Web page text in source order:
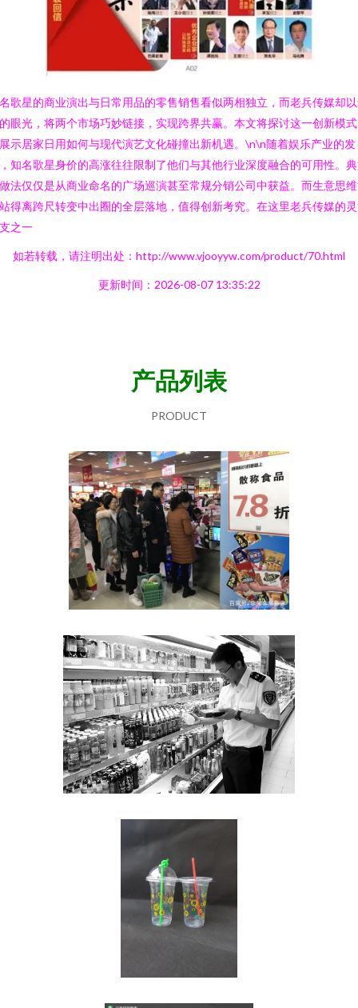
歌星的商业演出与日常用品的零售销售看似两相独立，而老兵传媒却
眼光，将两个市场巧妙链接，实现跨界共赢。本文将探讨这一创新模
示居家日用如何与现代演艺文化碰撞出新机遇。\n\n随着娱乐产业的发
知名歌星身价的高涨往往限制了他们与其他行业深度融合的可用性。
法仅仅是从商业命名的广场巡演甚至常规分销公司中获益。而生意思
得离跨尺转变中出圈的全层落地，值得创新考究。在这里老兵传媒的
之一
如若转载，请注明出处：http://www.vjooyyw.com/product/70.html
更新时间：2026-08-07 13:35:22
产品列表
PRODUCT